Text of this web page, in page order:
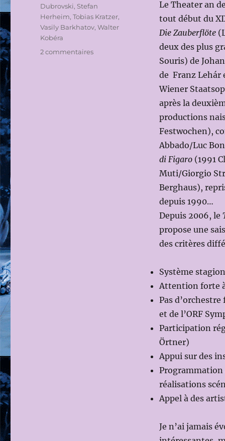
Le Theater an
tout début du
Die Zauberflöte
deux des plus
Souris) de
de Franz Lehár
Wiener
après la
productions
Festwochen),
Abbado/Luc
di Figaro(1991
Muti/Giorgio
Berghaus),
depuis 1990…
Depuis 2006, le
propose une
des critères
Système
Attention forte
Pas
et de l’ORF
Participation
Örtner)
Appui sur des
Programmation
réalisations
Appel à des
Je n’ai jamais
Dubrovski, Stefan
Herheim,Tobias Kratzer,
Vasily Barkhatov,Walter
Kobéra
2 commentairessur